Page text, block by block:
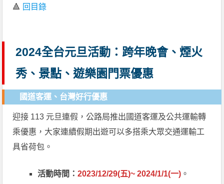
🔺 回目錄
2024全台元旦活動：跨年晚會、煙火
秀、景點、遊樂園門票優惠
國道客運、台灣好行優惠
迎接 113 元旦連假，公路局推出國道客運及公共運輸轉
乘優惠，大家連續假期出遊可以多搭乘大眾交通運輸工
具省荷包。
活動時間：2023/12/29(五)~ 2024/1/1(一) 。